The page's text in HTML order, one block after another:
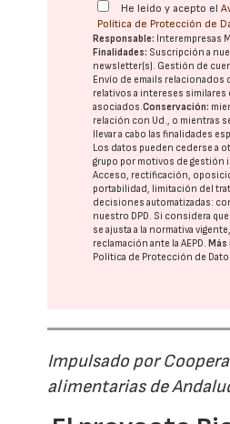
He leído y acepto el
Política de Protección de
Responsable: Interempresas
Finalidades: Suscripción a
newsletter(s). Gestión de
Envío de emails relacionados
relativos a intereses similares
asociados.Conservación:
relación con Ud., o mientras
llevar a cabo las finalidades
Los datos pueden cederse a
grupo por motivos de gestión
Acceso, rectificación,
portabilidad, limitación del
decisiones automatizadas:
nuestro DPD. Si considera
se ajusta a la normativa
reclamación ante laAEPD.
Política de Protección de
Impulsado por
alimentarias de